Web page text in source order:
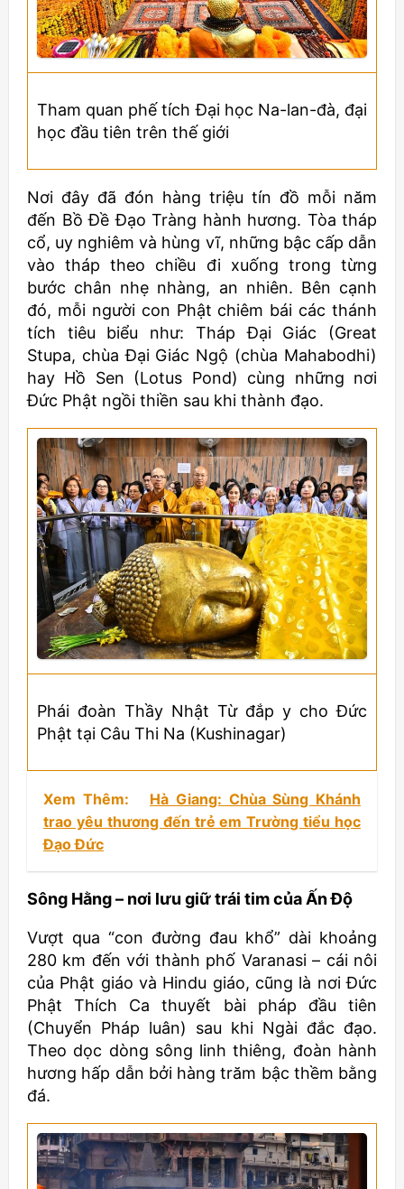
Tham quan phế tích Ðại học Na-lan-đà, đại
học đầu tiên trên thế giới
Nơi đây đã đón hàng triệu tín đồ mỗi năm
đến Bồ Đề Đạo Tràng hành hương. Tòa tháp
cổ, uy nghiêm và hùng vĩ, những bậc cấp dẫn
vào tháp theo chiều đi xuống trong từng
bước chân nhẹ nhàng, an nhiên. Bên cạnh
đó, mỗi người con Phật chiêm bái các thánh
tích tiêu biểu như: Tháp Đại Giác (Great
Stupa, chùa Đại Giác Ngộ (chùa Mahabodhi)
hay Hồ Sen (Lotus Pond) cùng những nơi
Đức Phật ngồi thiền sau khi thành đạo.
Phái đoàn Thầy Nhật Từ đắp y cho Đức
Phật tại Câu Thi Na (Kushinagar)
Xem Thêm:
Hà Giang: Chùa Sùng Khánh
trao yêu thương đến trẻ em Trường tiểu học
Đạo Đức
Sông Hằng – nơi lưu giữ trái tim của Ấn Độ
Vượt qua “con đường đau khổ” dài khoảng
280 km đến với thành phố Varanasi – cái nôi
của Phật giáo và Hindu giáo, cũng là nơi Đức
Phật Thích Ca thuyết bài pháp đầu tiên
(Chuyển Pháp luân) sau khi Ngài đắc đạo.
Theo dọc dòng sông linh thiêng, đoàn hành
hương hấp dẫn bởi hàng trăm bậc thềm bằng
đá.